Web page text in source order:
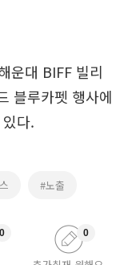
운대 BIFF 빌리
블루카펫 행사에
다.
#노출
0 0